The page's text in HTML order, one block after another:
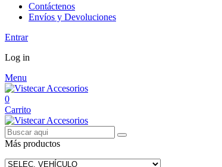
Contáctenos
Envíos y Devoluciones
Entrar
Log in
Menu
0
Carrito
Más productos